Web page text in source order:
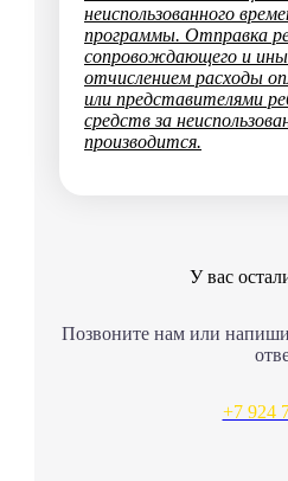
неиспользованного
программы. Отправка
сопровождающего и
отчислением расходы
или представителями
средств за
производится.
У вас
Позвоните нам или
+7 924